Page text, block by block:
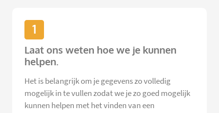
1
Laat ons weten hoe we je kunnen
helpen.
Het is belangrijk om je gegevens zo volledig
mogelijk in te vullen zodat we je zo goed mogelijk
kunnen helpen met het vinden van een